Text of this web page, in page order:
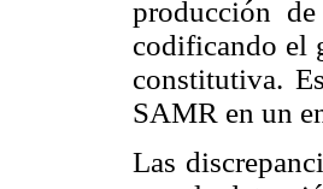
producción
codificando el
constitutiva.
SAMR en un
Las